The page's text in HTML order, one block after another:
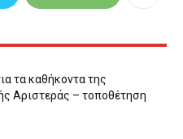
τα καθήκοντα της
Αριστεράς – τοποθέτηση